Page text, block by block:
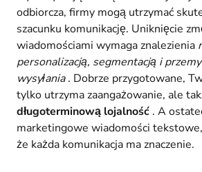
odbiorcza, firmy mogą utrzymać
szacunku komunikację. Uniknięcie
wiadomościami wymaga znalezienia
personalizacją, segmentacją i
wysyłania. Dobrze przygotowane,
tylko utrzyma zaangażowanie, ale
długoterminową lojalność . A
marketingowe wiadomości
że każda komunikacja ma znaczenie.